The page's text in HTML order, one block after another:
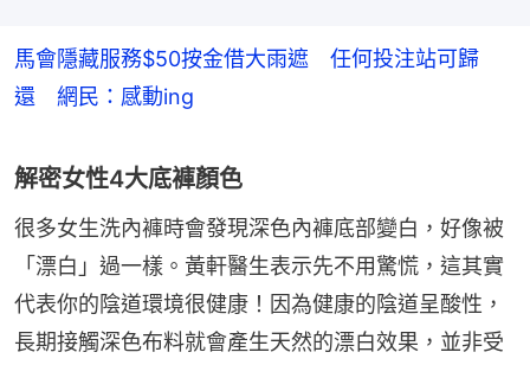
馬會隱藏服務$50按金借大雨遮 任何投注站可歸
還 網民：感動ing
解密女性4大底褲顏色
很多女生洗內褲時會發現深色內褲底部變白，好像被
「漂白」過一樣。黃軒醫生表示先不用驚慌，這其實
代表你的陰道環境很健康！因為健康的陰道呈酸性，
長期接觸深色布料就會產生天然的漂白效果，並非受